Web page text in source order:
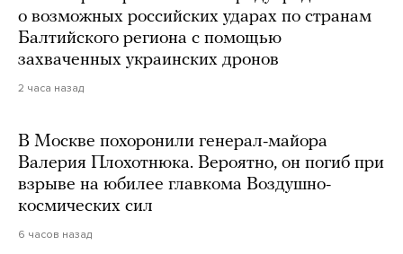
о возможных российских ударах по странам
Балтийского региона с помощью
захваченных украинских дронов
2 часа назад
В Москве похоронили генерал-майора
Валерия Плохотнюка. Вероятно, он погиб при
взрыве на юбилее главкома Воздушно-
космических сил
6 часов назад